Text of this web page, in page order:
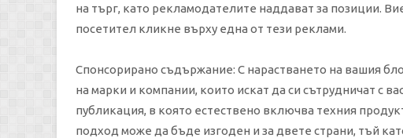
на търг, като рекламодателите наддават за позиции.
посетител кликне върху една от тези реклами.
Спонсорирано съдържание: С нарастването на вашия
на марки и компании, които искат да си сътрудничат с
публикация, в която естествено включва техния
подход може да бъде изгоден и за двете страни, тъй